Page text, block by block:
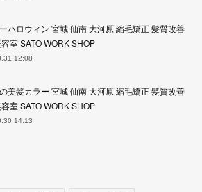
ハロウィン 宮城 仙南 大河原 縮毛矯正 髪質改善
室 SATO WORK SHOP
12:08
美髪カラー 宮城 仙南 大河原 縮毛矯正 髪質改善
室 SATO WORK SHOP
14:13